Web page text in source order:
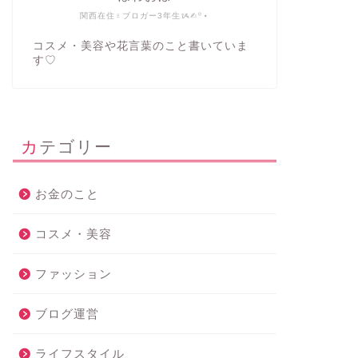
関西在住♀ブロガー3年生ᝰ✍︎꙳⋆
コスメ・美容や花言葉のこと書いていま
す♡
カテゴリー
お金のこと
コスメ・美容
ファッション
ブログ運営
ライフスタイル